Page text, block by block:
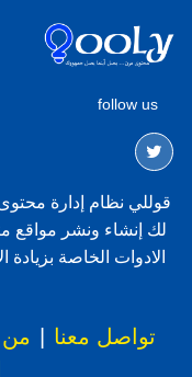
follow us
قوللي نظام إدارة
لك إنشاء ونشر مواقع
الادوات الخاصة
تواصل معنا |